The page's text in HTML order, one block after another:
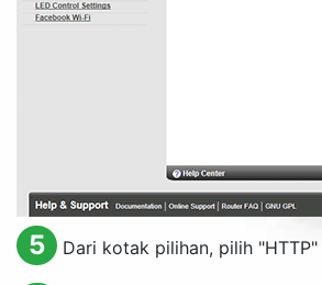
5 Dari kotak pilihan, pilih "HTTP"